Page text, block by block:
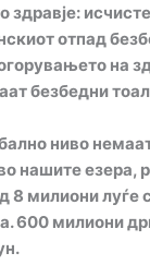
отпад
на
безбедни
ниво
нашите езера,
8 милиони луѓе
600 милиони